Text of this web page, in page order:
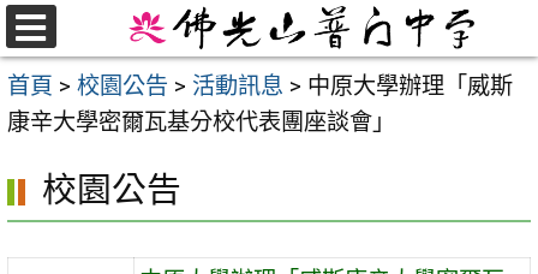
跳
至
主
要
首頁 > 校園公告 > 活動訊息 > 中原大學辦理「威斯
康辛大學密爾瓦基分校代表團座談會」
校園公告
選
單